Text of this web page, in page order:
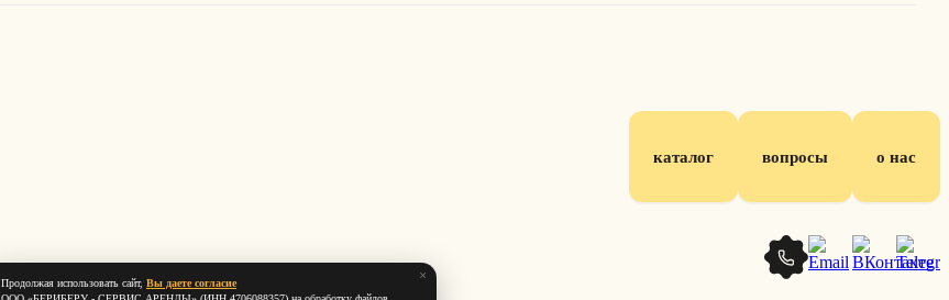
×
Продолжая использовать сайт, Вы даете согласие
каталог вопросы о нас